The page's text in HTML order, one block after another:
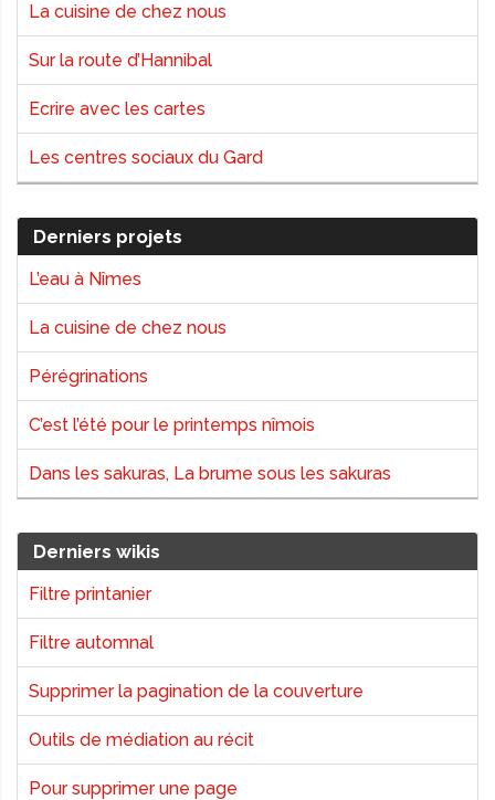
La cuisine de chez nous
Sur la route d’Hannibal
Ecrire avec les cartes
Les centres sociaux du Gard
Derniers projets
L’eau à Nîmes
La cuisine de chez nous
Pérégrinations
C’est l’été pour le printemps nîmois
Dans les sakuras, La brume sous les sakuras
Derniers wikis
Filtre printanier
Filtre automnal
Supprimer la pagination de la couverture
Outils de médiation au récit
Pour supprimer une page